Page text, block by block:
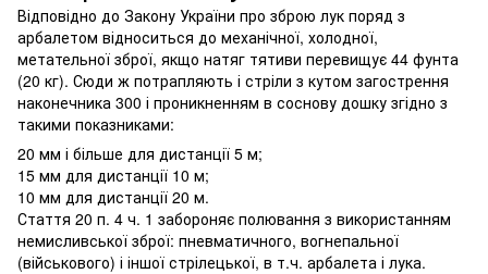
Відповідно до Закону України про зброю лук поряд з
арбалетом відноситься до механічної, холодної,
метательної зброї, якщо натяг тятиви перевищує 44 фунта
(20 кг). Сюди ж потрапляють і стріли з кутом загострення
наконечника 300 і проникненням в соснову дошку згідно з
такими показниками:
20 мм і більше для дистанції 5 м;
15 мм для дистанції 10 м;
10 мм для дистанції 20 м.
Стаття 20 п. 4 ч. 1 забороняє полювання з використанням
немисливської зброї: пневматичного, вогнепальної
(військового) і іншої стрілецької, в т.ч. арбалета і лука.